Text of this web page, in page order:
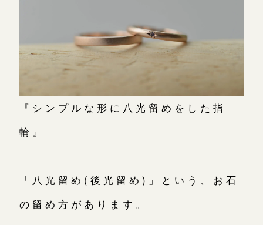
『シンプルな形に八光留めをした指
輪』
「八光留め(後光留め)」という、お石
の留め方があります。